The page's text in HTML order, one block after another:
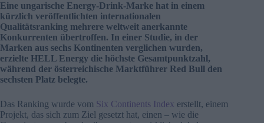
Eine ungarische Energy-Drink-Marke hat in einem
kürzlich veröffentlichten internationalen
Qualitätsranking mehrere weltweit anerkannte
Konkurrenten übertroffen. In einer Studie, in der
Marken aus sechs Kontinenten verglichen wurden,
erzielte HELL Energy die höchste Gesamtpunktzahl,
während der österreichische Marktführer Red Bull den
sechsten Platz belegte.
Das Ranking wurde vom Six Continents Index erstellt, einem
Projekt, das sich zum Ziel gesetzt hat, einen – wie die